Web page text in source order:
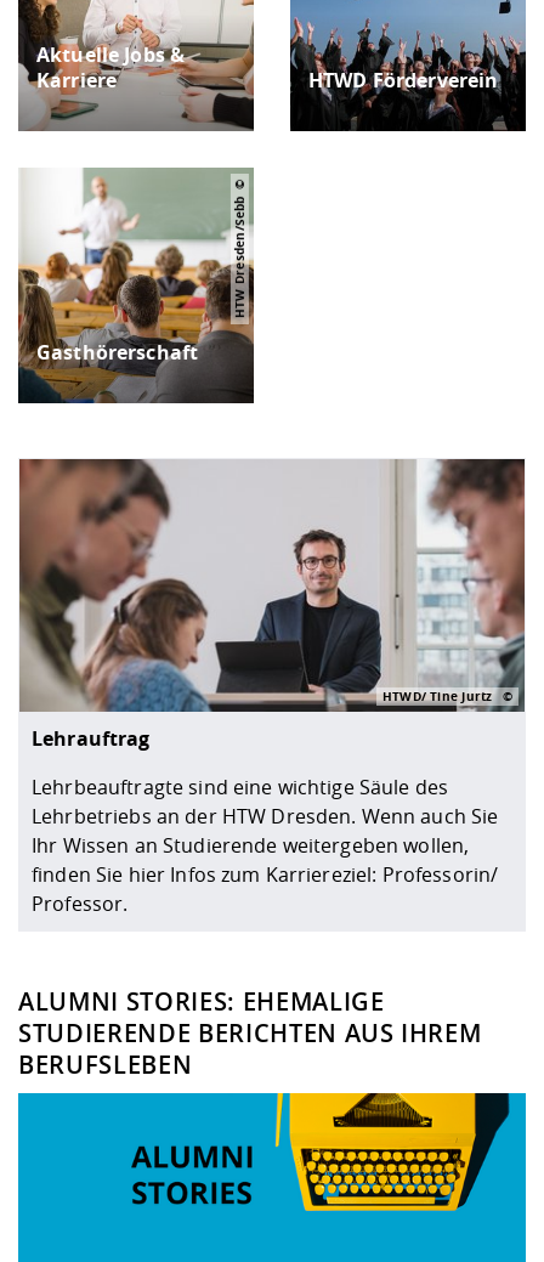
Aktuelle Jobs &
Karriere
HTWD Förderverein
Gasthörerschaft
HTW Dresden/Sebb
Lehrauftrag
Lehrbeauftragte sind eine wichtige Säule des
Lehrbetriebs an der HTW Dresden. Wenn auch Sie
Ihr Wissen an Studierende weitergeben wollen,
finden Sie hier Infos zum Karriereziel: Professorin/
Professor.
HTWD/ Tine Jurtz
ALUMNI STORIES: EHEMALIGE
STUDIERENDE BERICHTEN AUS IHREM
BERUFSLEBEN